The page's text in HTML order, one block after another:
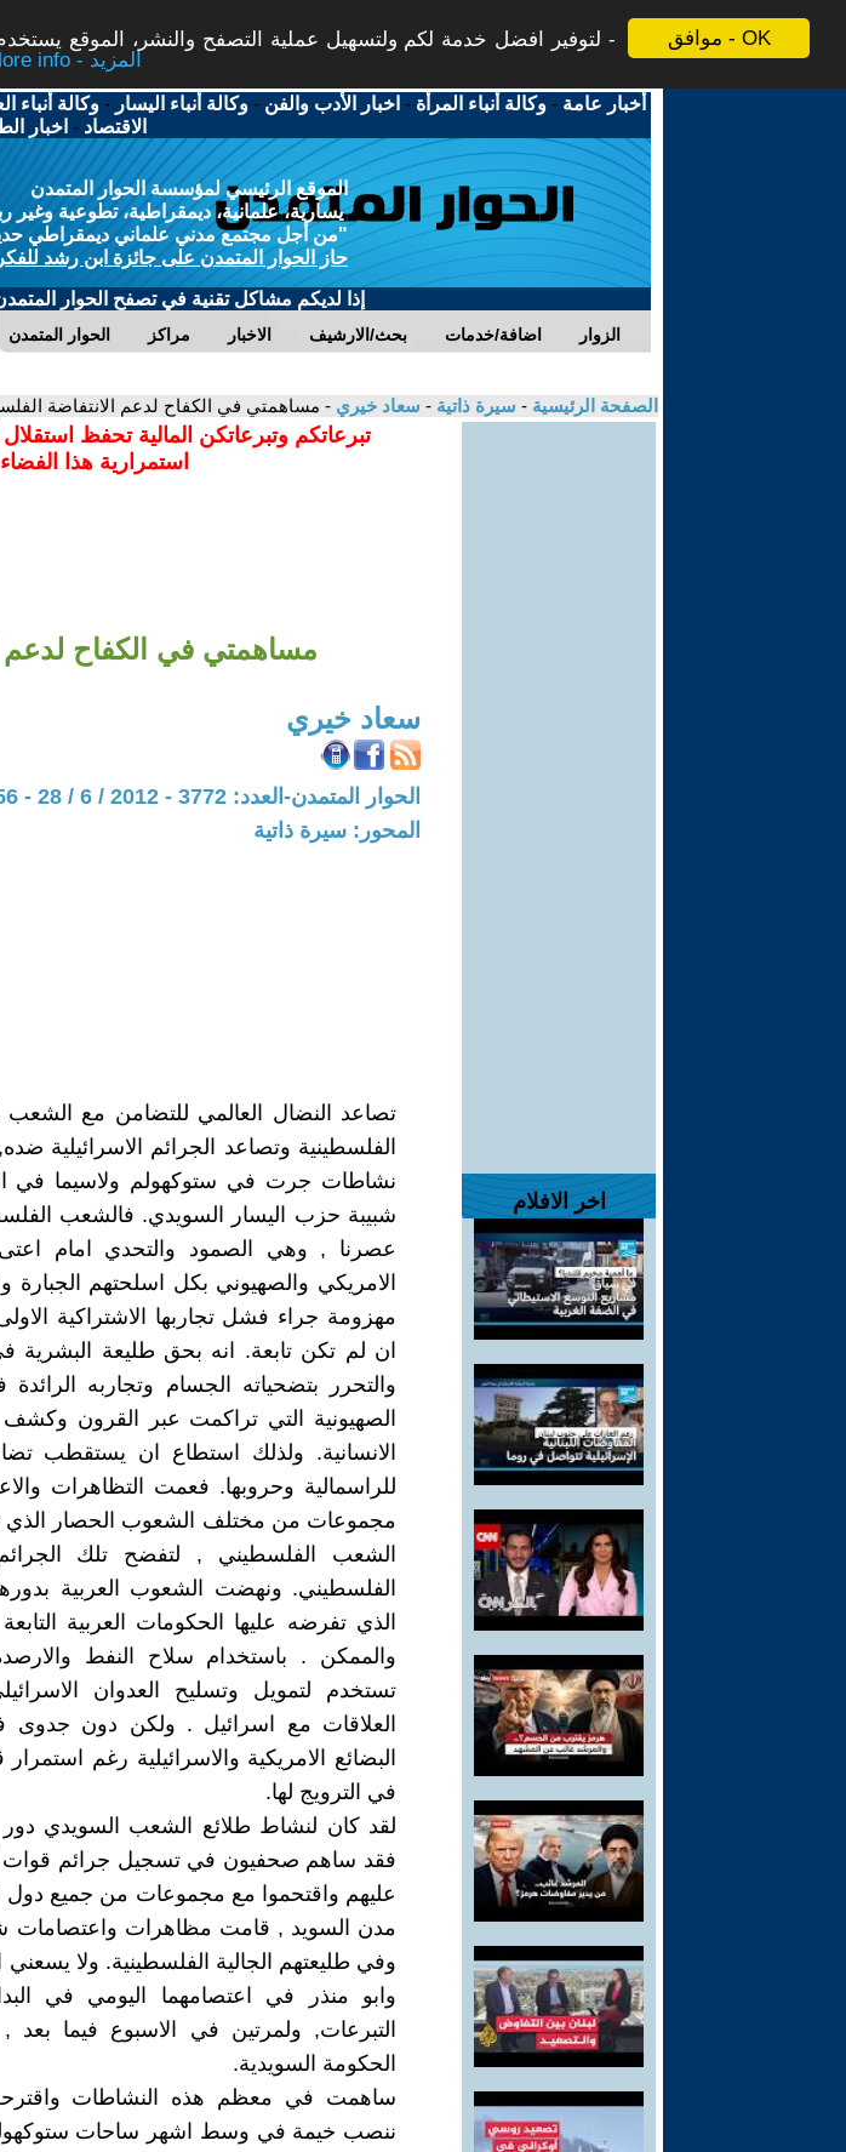
موافق - OK
لتوفير افضل خدمة لكم ولتسهيل عملية التصفح والنشر، الموقع
More info - المزيد
أخبار عامة -وكالة أنباء المرأة - اخبار الأدب والفن -وكالة أنباء اليسار -وكالة أنباء
الاقتصاد - اخبار
الموقع الرئيسي لمؤسسة الحوار المتمدن
يسارية، علمانية، ديمقراطية، تطوعية وغير
"من أجل مجتمع مدني علماني ديمقراطي
حاز الحوار المتمدن على جائزة ابن رشد
إذا لديكم مشاكل تقنية في تصفح الحوار
الحوار المتمدن مراكز الاخبار بحث/الارشيف اضافة/خدمات الزوار
الصفحة الرئيسية - سيرة ذاتية - سعاد خيري - مساهمتي في الكفاح لدعم الانتفاضة
اخر الافلام
تبرعاتكم وتبرعاتكن المالية تحفظ
استمرارية هذا
مساهمتي في الكفاح لدعم
سعاد خيري
الحوار المتمدن-العدد: 3772 - 2012 / 6 / 28 - 11:56
المحور: سيرة ذاتية
تصاعد النضال العالمي للتضامن مع
الفلسطينية وتصاعد الجرائم الاسرائيلية
نشاطات جرت في ستوكهولم ولاسيما في
شبيبة حزب اليسار السويدي. فالشعب
عصرنا , وهي الصمود والتحدي امام
الامريكي والصهيوني بكل اسلحتهم
مهزومة جراء فشل تجاربها الاشتراكية
ان لم تكن تابعة. انه بحق طليعة
والتحرر بتضحياته الجسام وتجاربه
الصهيونية التي تراكمت عبر القرون
الانسانية. ولذلك استطاع ان يستقطب
للراسمالية وحروبها. فعمت التظاهرات
مجموعات من مختلف الشعوب الحصار الذي
الشعب الفلسطيني , لتفضح تلك
الفلسطيني. ونهضت الشعوب العربية
الذي تفرضه عليها الحكومات العربية
والممكن . باستخدام سلاح النفط
تستخدم لتمويل وتسليح العدوان
العلاقات مع اسرائيل . ولكن دون جدوى
البضائع الامريكية والاسرائيلية رغم
في الترويج لها.
لقد كان لنشاط طلائع الشعب السويدي
فقد ساهم صحفيون في تسجيل جرائم قوات
عليهم واقتحموا مع مجموعات من جميع دول
مدن السويد , قامت مظاهرات واعتصامات
وفي طليعتهم الجالية الفلسطينية. ولا
وابو منذر في اعتصامهما اليومي في
التبرعات, ولمرتين في الاسبوع فيما
الحكومة السويدية.
ساهمت في معظم هذه النشاطات
ننصب خيمة في وسط اشهر ساحات